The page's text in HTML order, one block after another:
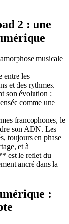
2 : une
musicale
entre les
et des rythmes.
son évolution :
comme une
francophones, le
son ADN. Les
toujours en phase
et à
est le reflet du
ancré dans la
: